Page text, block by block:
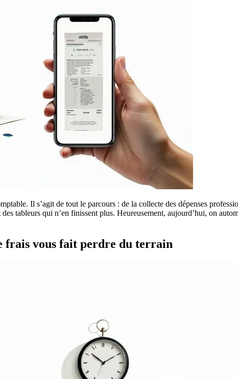
Il s’agit de tout le parcours : de la collecte des dépenses
tableurs qui n’en finissent plus. Heureusement, aujourd’hui, on
frais vous fait perdre du terrain